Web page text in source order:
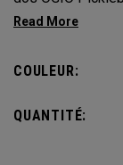
classique. Ce
s’accroche à la
COULEUR:
QUANTITÉ: